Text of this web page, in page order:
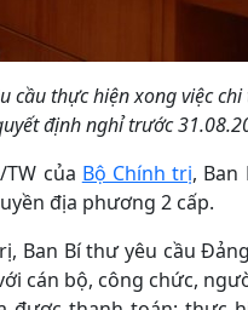
cầu thực hiện xong việc
định nghỉ trước
của Bộ Chính trị,
địa phương 2 cấp.
Ban Bí thư yêu cầu
cán bộ, công chức,